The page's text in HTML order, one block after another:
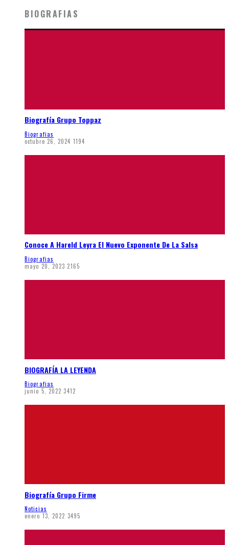
BIOGRAFIAS
Biografía Grupo Toppaz
Biografias
octubre 26, 2024 1194
Conoce A Hareld Leyra El Nuevo Exponente De La Salsa
Biografias
mayo 20, 2023 2165
BIOGRAFÍA LA LEYENDA
Biografias
junio 5, 2022 3412
Biografía Grupo Firme
Noticias
enero 13, 2022 3495